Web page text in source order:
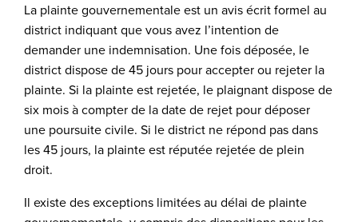
La plainte gouvernementale est un avis écrit formel au
district indiquant que vous avez l’intention de
demander une indemnisation. Une fois déposée, le
district dispose de 45 jours pour accepter ou rejeter la
plainte. Si la plainte est rejetée, le plaignant dispose de
six mois à compter de la date de rejet pour déposer
une poursuite civile. Si le district ne répond pas dans
les 45 jours, la plainte est réputée rejetée de plein
droit.
Il existe des exceptions limitées au délai de plainte